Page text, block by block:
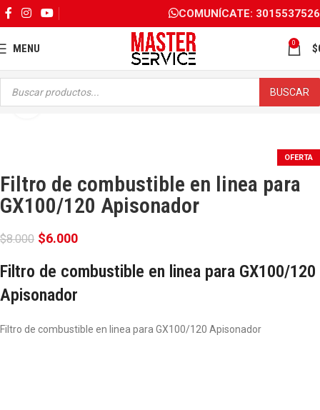
COMUNÍCATE: 3015537526
MENU 0 $
BUSCAR
OFERTA
Filtro de combustible en linea para
GX100/120 Apisonador
$8.000 $6.000
Filtro de combustible en linea para GX100/120
Apisonador
Filtro de combustible en linea para GX100/120 Apisonador